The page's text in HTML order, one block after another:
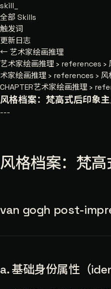
skill
全部 Skills
触发词
更新日志
← 艺术家绘画推理
艺术家绘画推理› references ›
术家绘画推理 › references › 风
CHAPTER艺术家绘画推理 ›
风格档案：梵高式后印象
---
风格档案：梵
van gogh post-
a. 基础身份属性（